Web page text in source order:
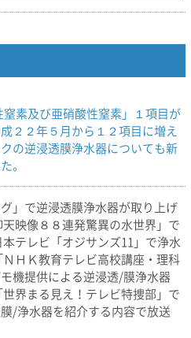
素及び亜硝酸性窒素」１項目が
２２年５月から１２項目に増え
の逆浸透膜浄水器についても新
。
」で逆浸透膜浄水器が取り上げ
映像８８連発驚異の水世界」で
テレビ「オジサンズ11」で浄水
ＨＫ教育テレビ高校講座・理科
機提供による逆浸透/膜浄水器
界まる見え！テレビ特捜部」で
/浄水器を紹介する内容で放送